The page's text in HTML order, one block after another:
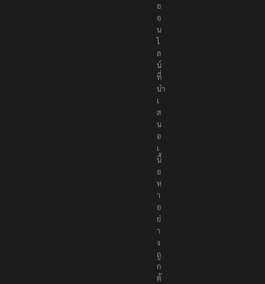
อ
อ
อ
น
ไ
ล
น์
ที่
นำ
เ
ส
น
อ
เ
นื้
อ
ห
า
อ
ย่
า
ง
ถู
ก